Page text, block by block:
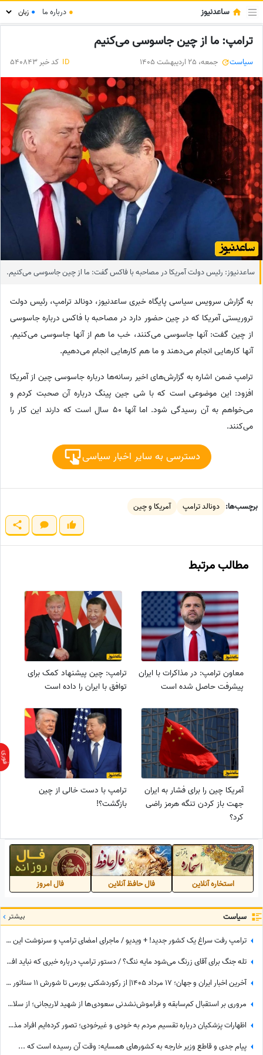
ساعدنیوز ● درباره ما ●
ترامپ: ما از چین جاسوسی می‌کنیم
سیاست جمعه، 25 اردیبهشت 1405 ID کد خبر 540843
ساعدنیوز: رئیس دولت آمریکا در مصاحبه با فاکس‌ گفت: ما از چین جاسوسی می‌کنیم.
به گزارش سرویس سیاسی پایگاه خبری ساعدنیوز، دونالد ترامپ، رئیس‌ دولت
تروریستی آمریکا که در چین حضور دارد در مصاحبه با فاکس درباره جاسوسی
از چین گفت: آنها جاسوسی می‌کنند، خب ما هم از آنها جاسوسی می‌کنیم.
آنها کارهایی انجام می‌دهند و ما هم کارهایی انجام می‌دهیم.
ترامپ ضمن اشاره به گزارش‌های اخیر رسانه‌ها درباره جاسوسی چین از آمریکا
افزود: این موضوعی است که با شی جین پینگ درباره آن صحبت کردم و
می‌خواهم به آن رسیدگی شود. اما آنها 50 سال است که دارند این کار را
می‌کنند.
دسترسی به سایر اخبار سیاسی
برچسب‌ها: دونالد ترامپ آمریکا و چین
مطالب مرتبط
معاون ترامپ: در مذاکرات با ایران
پیشرفت‌ حاصل شده است
ترامپ: چین پیشنهاد کمک برای
توافق با ایران را داده است
آمریکا چین را برای فشار به ایران
جهت باز کردن تنگه هرمز راضی
کرد؟
ترامپ با دست خالی از چین
بازگشت؟!
استخاره آنلاین فال حافظ آنلاین فال امروز
سیاست بیشتر
ترامپ رفت سراغ یک کشور جدید! + ویدیو / ماجرای امضای ترامپ و سرنوشت این کشور ثروتمند اروپایی
تله جنگ برای آقای زرنگ می‌شود مایه ننگ؟ / دستور ترامپ درباره خبری که نباید افشا می‌شد
آخرین اخبار ایران و جهان؛ 17 مرداد 1405| از رکوردشکنی بورس تا شورش 11 سناتور آمریکایی در برابر ترامپ
مروری بر استقبال کم‌سابقه و فراموش‌نشدنی سعودی‌ها از شهید لاریجانی؛ از سلام نظامی تا دست به سینه بودن بن‌سلمان مقابل دبیر فقید شورای عالی امنیت ملی +عکس
اظهارات پزشکیان درباره تقسیم مردم به خودی و غیرخودی؛ تصور کرده‌ایم افراد مذهبی «خودی» هستند و ...
پیام جدی و قاطع وزیر خارجه به کشورهای همسایه: وقت آن رسیده است که ...